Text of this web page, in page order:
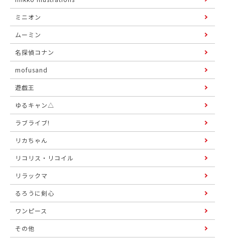
ミニオン
ムーミン
名探偵コナン
mofusand
遊戯王
ゆるキャン△
ラブライブ!
リカちゃん
リコリス・リコイル
リラックマ
るろうに剣心
ワンピース
その他